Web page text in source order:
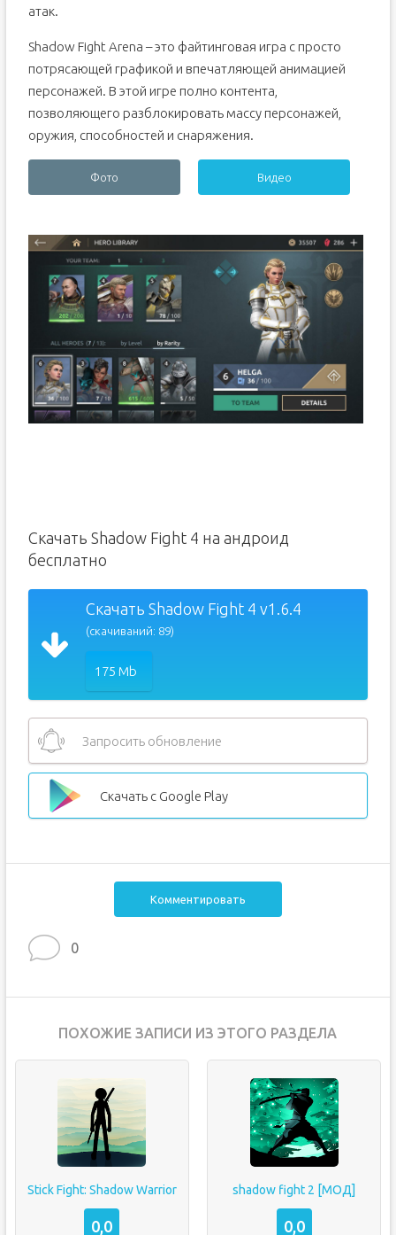
атак.
Shadow Fight Arena – это файтинговая игра с просто
потрясающей графикой и впечатляющей анимацией
персонажей. В этой игре полно контента,
позволяющего разблокировать массу персонажей,
оружия, способностей и снаряжения.
Фото Видео
Скачать Shadow Fight 4 на андроид
бесплатно
Скачать Shadow Fight 4 v1.6.4
(скачиваний: 89)
175 Mb
Запросить обновление
Скачать с Google Play
Комментировать
0
ПОХОЖИЕ ЗАПИСИ ИЗ ЭТОГО РАЗДЕЛА
Stick Fight: Shadow Warrior
0,0
shadow fight 2 [МОД]
0,0